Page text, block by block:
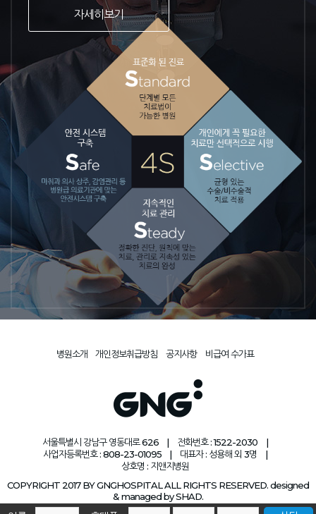
자세히보기
병원소개 개인정보취급방침 공지사항 비급여 수가표
서울특별시 강남구 영동대로 626 | 전화번호 : 1522-2030
|
사업자등록번호 : 808-23-01095
| 대표자 : 성용해 외 3명
|
상호명 : 지앤지병원
COPYRIGHT 2017 BY GNGHOSPITAL ALL RIGHTS RESERVED. designed
& managed by SHAD.